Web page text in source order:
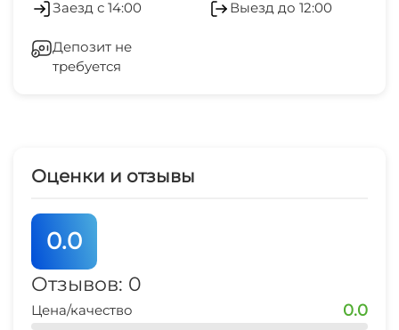
остановка транспорта
центр развлечений
15 мин
5 мин
Зеленый двор
Заезд с 14:00 Выезд до 12:00
Депозит не
требуется
Оценки и отзывы
0.0
Отзывов: 0
Цена/качество 0.0